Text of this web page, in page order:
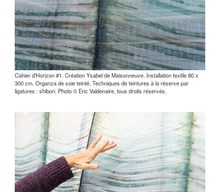
Cahier d'Horizon #1. Création Ysabel de Maisonneuve. Installation textile 80 x
300 cm. Organza de soie teinté. Techniques de teintures à la réserve par
ligatures : shibori. Photo © Eric Valdenaire, tous droits réservés.